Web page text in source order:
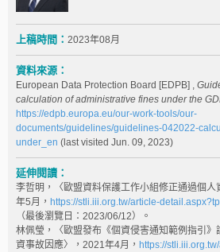
上稿時間： 2023年08月
資料來源：
European Data Protection Board [EDPB] ,
calculation of administrative fines under the
https://edpb.europa.eu/our-work-tools/our-
documents/guidelines/guidelines-042022-
under_en (last visited Jun. 09, 2023)
延伸閱讀：
李哲明，〈歐盟資料保護工作小組修正通過個
年5月， https://stli.iii.org.tw/article-
（最後瀏覽日：2023/06/12）。
林佩瑩，〈歐盟發布《個資侵害通知範例指引
資事故因應〉，2021年4月， https://